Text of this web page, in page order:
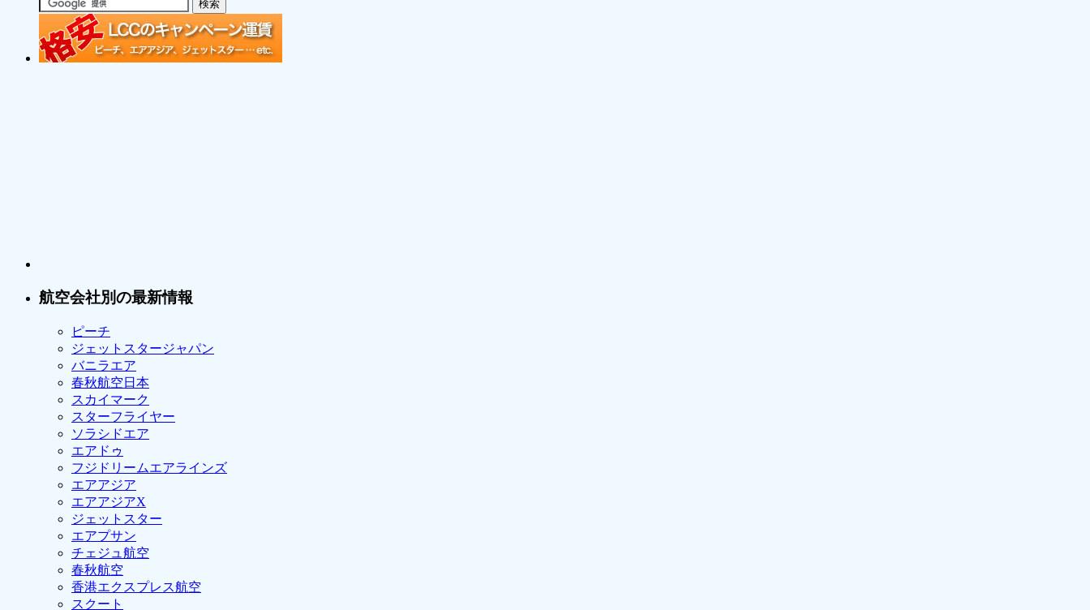
航空会社別の最新情報
ピーチ
ジェットスタージャパン
バニラエア
春秋航空日本
スカイマーク
スターフライヤー
ソラシドエア
エアドゥ
フジドリームエアラインズ
エアアジア
エアアジアX
ジェットスター
エアプサン
チェジュ航空
春秋航空
香港エクスプレス航空
スクート